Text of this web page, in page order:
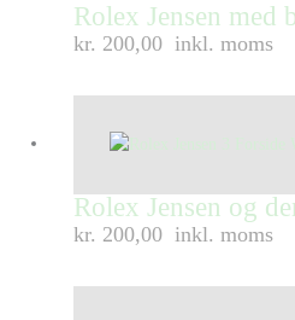
Rolex Jensen
kr. 200,00 inkl. moms
Rolex Jensen og
kr. 200,00 inkl. moms